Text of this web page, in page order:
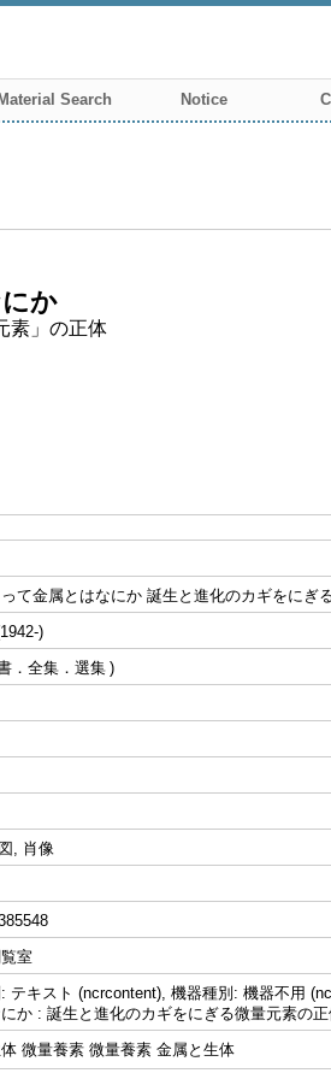
Material Search Notice
か
素」の正体
て金属とはなにか 誕生と進化のカギをにぎ
)
．全集．選集
, 肖像
室
テキスト (ncrcontent), 機器種別: 機器不用
か : 誕生と進化のカギをにぎる微量元素の
微量養素 微量養素 金属と生体